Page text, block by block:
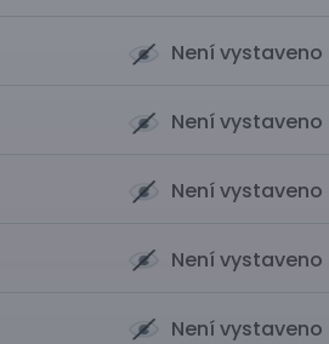
Není vystaveno
Není vystaveno
Není vystaveno
Není vystaveno
Není vystaveno